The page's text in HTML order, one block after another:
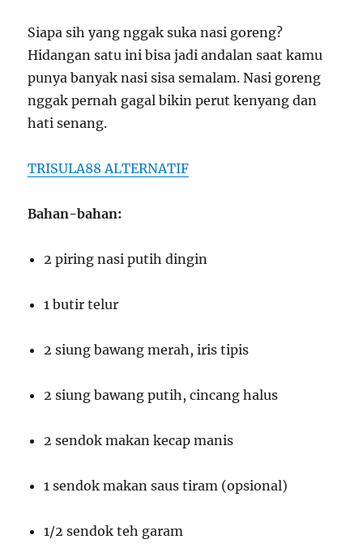
Siapa sih yang nggak suka nasi goreng?
Hidangan satu ini bisa jadi andalan saat kamu
punya banyak nasi sisa semalam. Nasi goreng
nggak pernah gagal bikin perut kenyang dan
hati senang.
TRISULA88 ALTERNATIF
Bahan-bahan:
2 piring nasi putih dingin
1 butir telur
2 siung bawang merah, iris tipis
2 siung bawang putih, cincang halus
2 sendok makan kecap manis
1 sendok makan saus tiram (opsional)
1/2 sendok teh garam